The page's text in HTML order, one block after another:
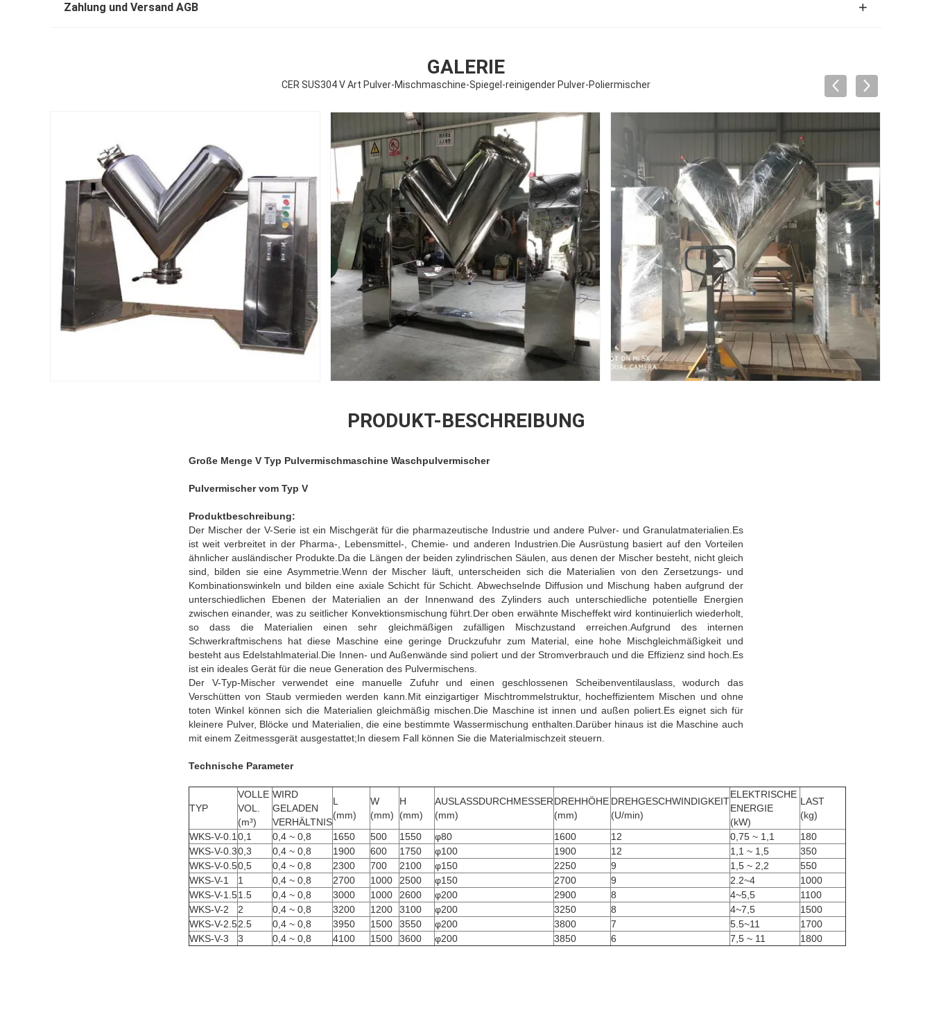
Zahlung und Versand AGB
GALERIE
CER SUS304 V Art Pulver-Mischmaschine-Spiegel-reinigender Pulver-Poliermischer
PRODUKT-BESCHREIBUNG
Große Menge V Typ Pulvermischmaschine Waschpulvermischer
Pulvermischer vom Typ V
Produktbeschreibung:
Der Mischer der V-Serie ist ein Mischgerät für die pharmazeutische Industrie und andere Pulver- und Granulatmaterialien.Es
ist weit verbreitet in der Pharma-, Lebensmittel-, Chemie- und anderen Industrien.Die Ausrüstung basiert auf den Vorteilen
ähnlicher ausländischer Produkte.Da die Längen der beiden zylindrischen Säulen, aus denen der Mischer besteht, nicht gleich
sind, bilden sie eine Asymmetrie.Wenn der Mischer läuft, unterscheiden sich die Materialien von den Zersetzungs- und
Kombinationswinkeln und bilden eine axiale Schicht für Schicht. Abwechselnde Diffusion und Mischung haben aufgrund der
unterschiedlichen Ebenen der Materialien an der Innenwand des Zylinders auch unterschiedliche potentielle Energien
zwischen einander, was zu seitlicher Konvektionsmischung führt.Der oben erwähnte Mischeffekt wird kontinuierlich wiederholt,
so dass die Materialien einen sehr gleichmäßigen zufälligen Mischzustand erreichen.Aufgrund des internen
Schwerkraftmischens hat diese Maschine eine geringe Druckzufuhr zum Material, eine hohe Mischgleichmäßigkeit und
besteht aus Edelstahlmaterial.Die Innen- und Außenwände sind poliert und der Stromverbrauch und die Effizienz sind hoch.Es
ist ein ideales Gerät für die neue Generation des Pulvermischens.
Der V-Typ-Mischer verwendet eine manuelle Zufuhr und einen geschlossenen Scheibenventilauslass, wodurch das
Verschütten von Staub vermieden werden kann.Mit einzigartiger Mischtrommelstruktur, hocheffizientem Mischen und ohne
toten Winkel können sich die Materialien gleichmäßig mischen.Die Maschine ist innen und außen poliert.Es eignet sich für
kleinere Pulver, Blöcke und Materialien, die eine bestimmte Wassermischung enthalten.Darüber hinaus ist die Maschine auch
mit einem Zeitmessgerät ausgestattet;In diesem Fall können Sie die Materialmischzeit steuern.
Technische Parameter
TYP
VOLLE
VOL.
(m³)
WIRD
GELADEN
VERHÄLTNIS
L
(mm)
W
(mm)
H
(mm)
AUSLASSDURCHMESSER
(mm)
DREHHÖHE
(mm)
DREHGESCHWINDIGKEIT
(U/min)
ELEKTRISCHE
ENERGIE
(kW)
LAST
(kg)
WKS-V-0.1 0,1 0,4 ~ 0,8 1650 500 1550 φ80 1600 12 0,75 ~ 1,1
180
WKS-V-0.30,3 0,4 ~ 0,8 1900 600 1750 φ100 1900 12 1,1 ~ 1,5
350
WKS-V-0.50,5 0,4 ~ 0,8 2300 700 2100 φ150 2250 9 1,5 ~ 2,2
550
WKS-V-1
1 0,4 ~ 0,8 2700 1000 2500 φ150 2700 9 2.2~4
1000
WKS-V-1.51.5 0,4 ~ 0,8 3000 1000 2600 φ200 2900 8 4~5,5
1100
WKS-V-2
2 0,4 ~ 0,8 3200 1200 3100 φ200 3250 8 4~7,5
1500
WKS-V-2.52.5 0,4 ~ 0,8 3950 1500 3550 φ200 3800 7 5.5~11
1700
WKS-V-3
3 0,4 ~ 0,8 4100 1500 3600 φ200 3850 6 7,5 ~ 11 1800